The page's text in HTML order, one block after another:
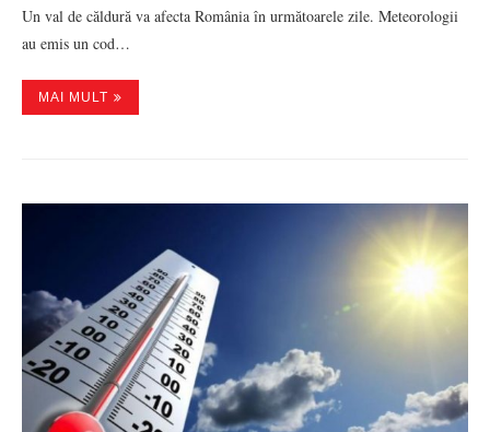
Un val de căldură va afecta România în următoarele zile. Meteorologii
au emis un cod…
MAI MULT